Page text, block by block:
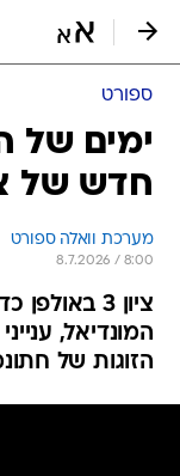
ספורט
ימים של
חדש של
מערכת וואלה ספורט
8.7.2026 / 8:00
ציון 3
המונדיאל,
הזוגות של